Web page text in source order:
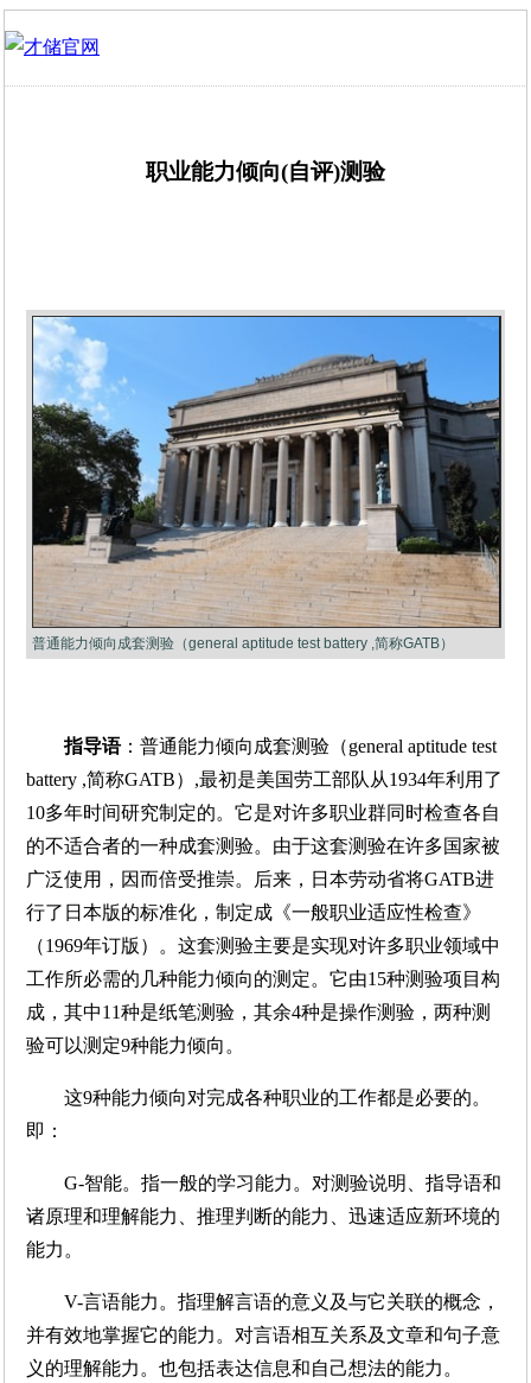
职业能力倾向(自评)测验
普通能力倾向成套测验（general aptitude test battery ,简称GATB）
指导语：普通能力倾向成套测验（general aptitude test
battery ,简称GATB）,最初是美国劳工部队从1934年利用了
10多年时间研究制定的。它是对许多职业群同时检查各自
的不适合者的一种成套测验。由于这套测验在许多国家被
广泛使用，因而倍受推崇。后来，日本劳动省将GATB进
行了日本版的标准化，制定成《一般职业适应性检查》
（1969年订版）。这套测验主要是实现对许多职业领域中
工作所必需的几种能力倾向的测定。它由15种测验项目构
成，其中11种是纸笔测验，其余4种是操作测验，两种测
验可以测定9种能力倾向。
这9种能力倾向对完成各种职业的工作都是必要的。
即：
G-智能。指一般的学习能力。对测验说明、指导语和
诸原理和理解能力、推理判断的能力、迅速适应新环境的
能力。
V-言语能力。指理解言语的意义及与它关联的概念，
并有效地掌握它的能力。对言语相互关系及文章和句子意
义的理解能力。也包括表达信息和自己想法的能力。